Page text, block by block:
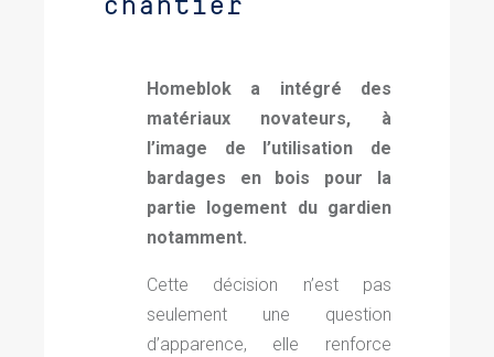
Homeblok a intégré des
matériaux novateurs, à
l’image de l’utilisation de
bardages en bois pour la
partie logement du gardien
notamment.
Cette décision n’est pas
seulement une question
d’apparence, elle renforce